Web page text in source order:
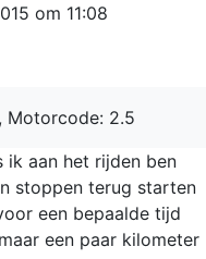
om 11:08
Motorcode: 2.5
ik aan het rijden ben
stoppen terug starten
een bepaalde tijd
een paar kilometer